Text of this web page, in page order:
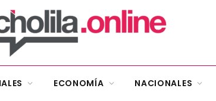
ECONOMÍA NACIONALES